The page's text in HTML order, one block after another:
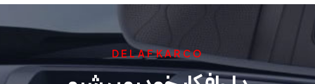
DELAFKARCO